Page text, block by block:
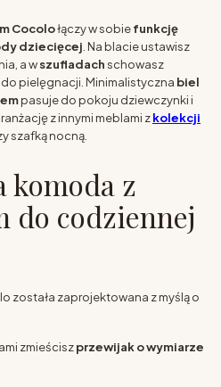
Cocolołączy w sobiefunkcję
dziecięcej. Na blacie ustawisz
a wszufladachschowasz
pielęgnacji. Minimalistyczna biel
pasuje do pokoju dziewczynki i
z innymi meblami zkolekcji
szafką nocną.
komoda z
do codziennej
została zaprojektowana z myślą o
zmieściszprzewijak o wymiarze